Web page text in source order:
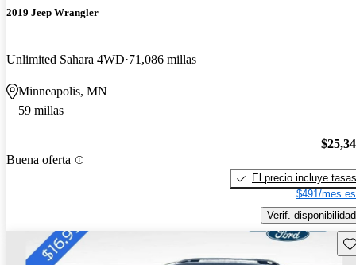
2019 Jeep Wrangler
Unlimited Sahara 4WD 71,086 millas
Minneapolis, MN
59 millas
Buena oferta
El precio incluye tasas
$491/mes
Verif. disponibilidad